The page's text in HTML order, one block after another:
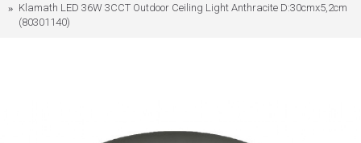
Klamath LED 36W 3CCT Outdoor Ceiling Light Anthracite D:30cmx5,2cm
(80301140)